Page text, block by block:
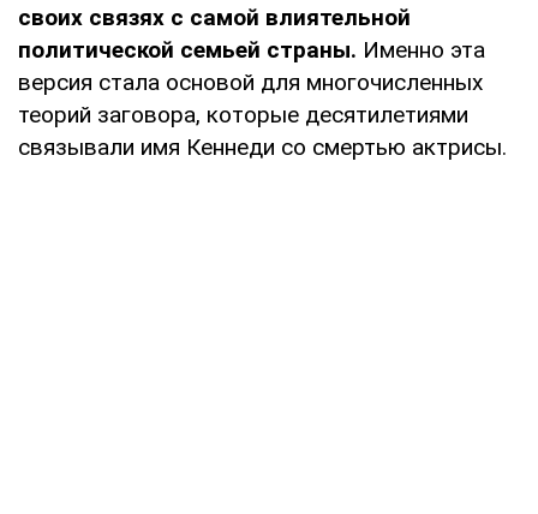
своих связях с самой влиятельной
политической семьей страны. Именно эта
версия стала основой для многочисленных
теорий заговора, которые десятилетиями
связывали имя Кеннеди со смертью актрисы.